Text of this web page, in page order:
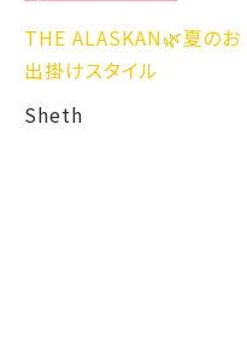
夏のお
イル
肌補正